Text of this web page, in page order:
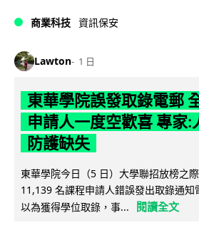
商業科技 資訊保安
Lawton 1 日
東華學院誤發取錄電郵
申請人一度空歡喜 專家
防護缺失
東華學院今日（5 日）大學聯招放榜之
11,139 名課程申請人錯誤發出取錄通
以為獲得學位取錄，事...
閱讀全文